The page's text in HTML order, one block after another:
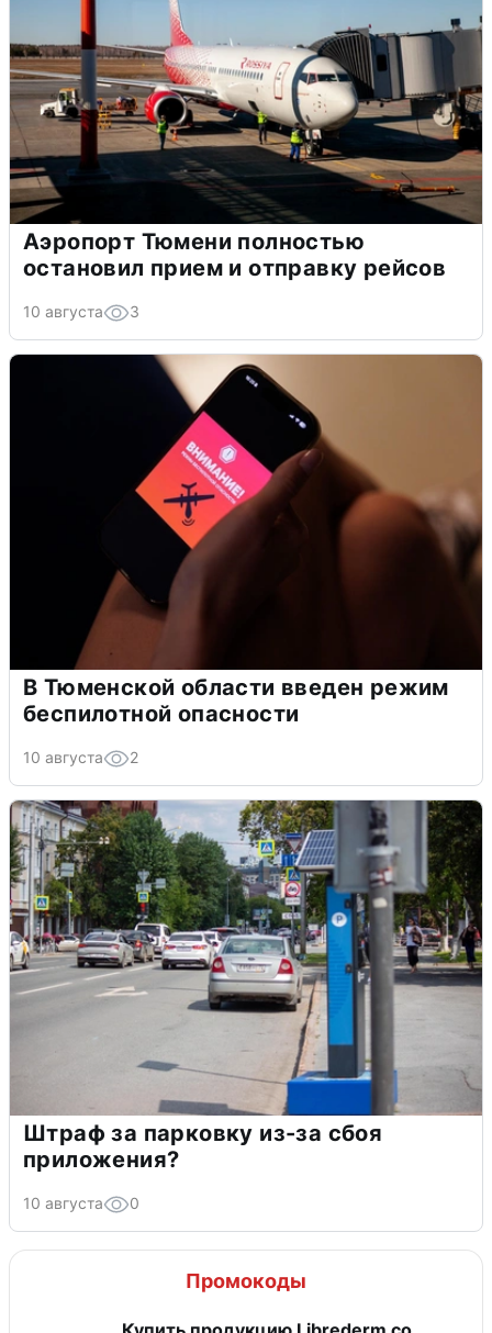
Аэропорт Тюмени полностью
остановил прием и отправку рейсов
10 августа 3
В Тюменской области введен режим
беспилотной опасности
10 августа 2
Штраф за парковку из-за сбоя
приложения?
10 августа 0
Промокоды